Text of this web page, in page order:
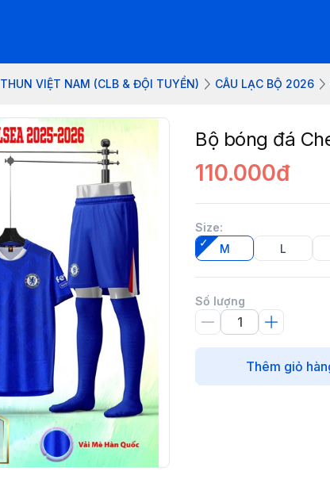
THUN VIỆT NAM (CLB & ĐỘI TUYỂN) CÂU LẠC BỘ 2026
Bộ bóng đá
110.000đ
Size:
M
L
Số lượng
Thêm giỏ